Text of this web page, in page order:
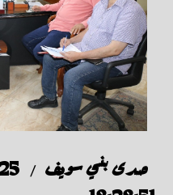
صدى بني سويف /